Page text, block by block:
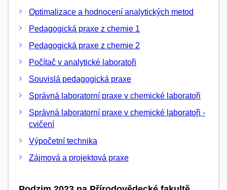
Optimalizace a hodnocení analytických metod
Pedagogická praxe z chemie 1
Pedagogická praxe z chemie 2
Počítač v analytické laboratoři
Souvislá pedagogická praxe
Správná laboratorní praxe v chemické laboratoři
Správná laboratorní praxe v chemické laboratoři -
cvičení
Výpočetní technika
Zájmová a projektová praxe